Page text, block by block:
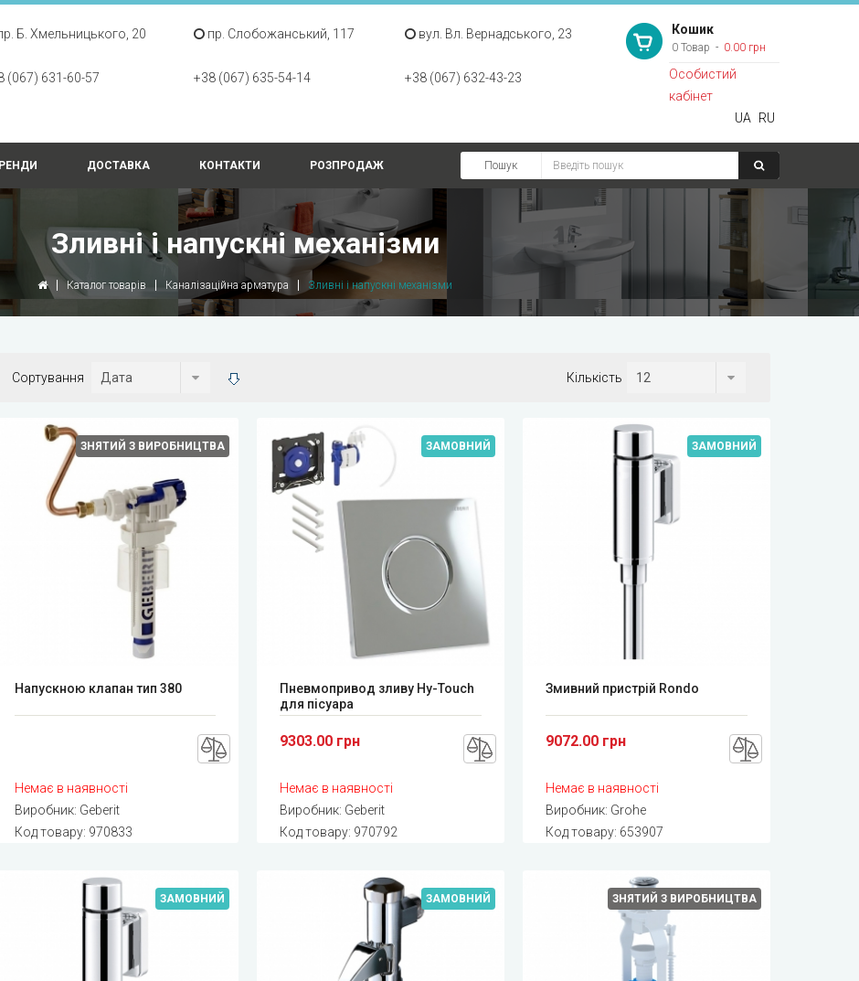
Б. Хмельницького, 20
(067) 631-60-57
пр. Слобожанський, 117
+38 (067) 635-54-14
вул. Вл. Вернадського, 23
+38 (067) 632-43-23
Кошик
0 Товар 0.00 грн
Особистий
кабінет
UA
RU
ДОСТАВКА КОНТАКТИ РОЗПРОДАЖ Пошук
Зливні і напускні механізми
Каталог товарів Каналізаційна арматура Зливні і напускні механізми
Сортування Кількість
ЗНЯТИЙ З ВИРОБНИЦТВА
Напускною клапан тип 380
Немає в наявності
Виробник: Geberit
Код товару: 970833
ЗАМОВНИЙ
Пневмопривод зливу Hy-Touch
для пісуара
9303.00 грн
Немає в наявності
Виробник: Geberit
Код товару: 970792
ЗАМОВНИЙ
Змивний пристрій Rondo
9072.00 грн
Немає в наявності
Виробник: Grohe
Код товару: 653907
ЗАМОВНИЙ ЗАМОВНИЙ ЗНЯТИЙ З ВИРОБНИЦТВА